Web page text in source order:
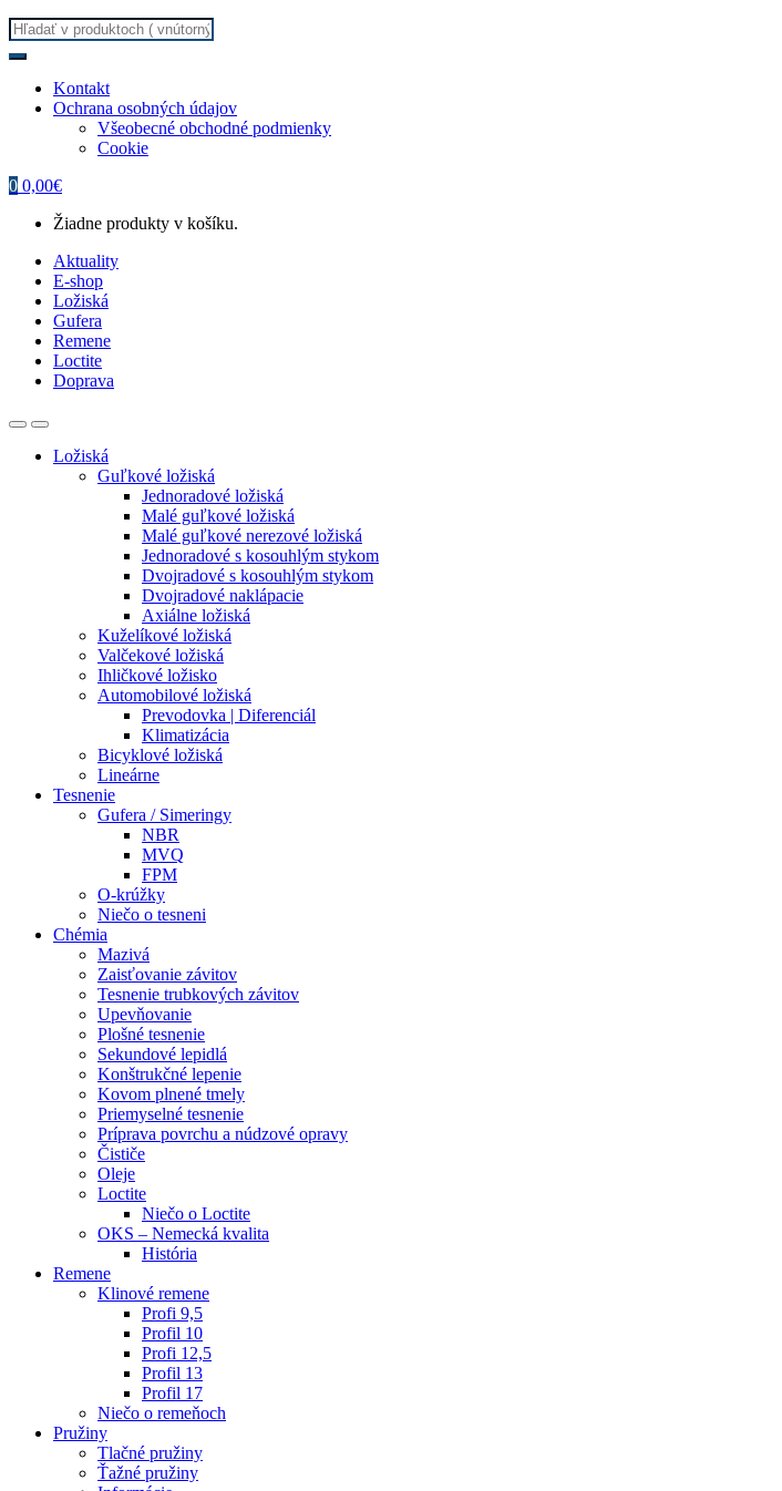
Search
for:
Kontakt
Ochrana osobných údajov
Všeobecné obchodné podmienky
Cookie
0 0,00€
Žiadne produkty v košíku.
Aktuality
E-shop
Ložiská
Gufera
Remene
Loctite
Doprava
Ložiská
Guľkové ložiská
Jednoradové ložiská
Malé guľkové ložiská
Malé guľkové nerezové ložiská
Jednoradové s kosouhlým stykom
Dvojradové s kosouhlým stykom
Dvojradové naklápacie
Axiálne ložiská
Kuželíkové ložiská
Valčekové ložiská
Ihličkové ložisko
Automobilové ložiská
Prevodovka | Diferenciál
Klimatizácia
Bicyklové ložiská
Lineárne
Tesnenie
Gufera / Simeringy
NBR
MVQ
FPM
O-krúžky
Niečo o tesneni
Chémia
Mazivá
Zaisťovanie závitov
Tesnenie trubkových závitov
Upevňovanie
Plošné tesnenie
Sekundové lepidlá
Konštrukčné lepenie
Kovom plnené tmely
Priemyselné tesnenie
Príprava povrchu a núdzové opravy
Čističe
Oleje
Loctite
Niečo o Loctite
OKS – Nemecká kvalita
História
Remene
Klinové remene
Profi 9,5
Profil 10
Profi 12,5
Profil 13
Profil 17
Niečo o remeňoch
Pružiny
Tlačné pružiny
Ťažné pružiny